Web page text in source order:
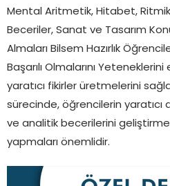
Mental Aritmetik, Hitabet, Ritmik
Beceriler, Sanat ve Tasarım
Almaları Bilsem Hazırlık
Başarılı Olmalarını
yaratıcı fikirler üretmelerini
sürecinde, öğrencilerin
ve analitik becerilerini
yapmaları önemlidir.